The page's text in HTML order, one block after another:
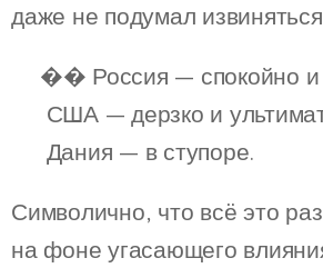
даже не подумал
🇷�� Россия — спокойно и
🇺🇸 США — дерзко и
🇩🇰 Дания — в ступоре.
Символично, что всё это
на фоне угасающего